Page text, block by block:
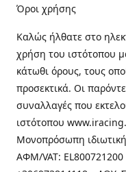
Όροι χρήσης
Καλώς ήλθατε στo
χρήση του ιστότοπου
κάτωθι όρους, τους
προσεκτικά. Οι
συναλλαγές που
ιστότοπου
Μονοπρόσωπη
ΑΦΜ/VAT: